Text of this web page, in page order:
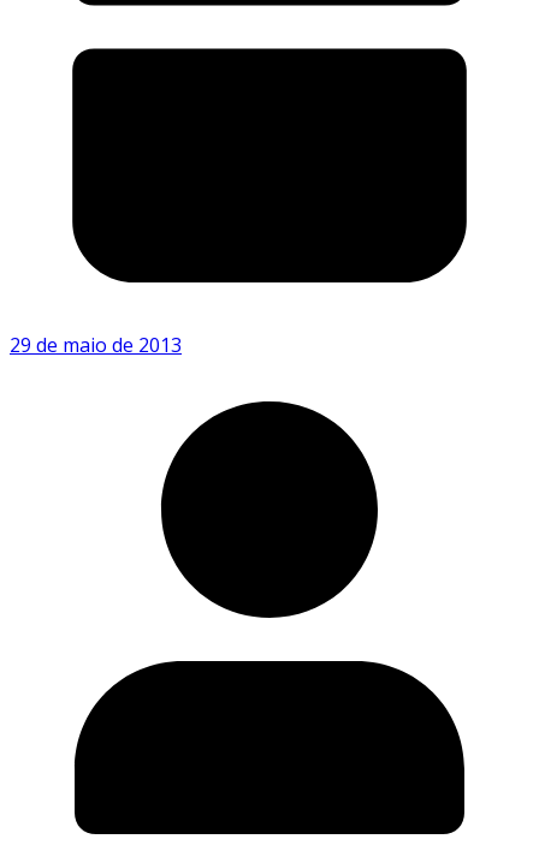
29 de maio de 2013